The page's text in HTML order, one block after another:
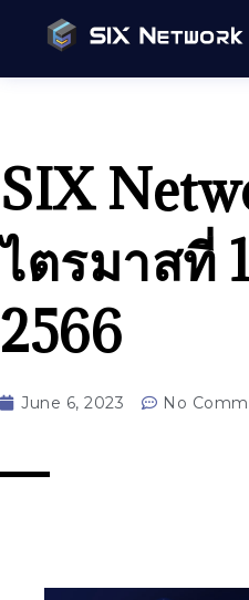
SIX
ไตรมาสที่
2566
June 6, 2023 No